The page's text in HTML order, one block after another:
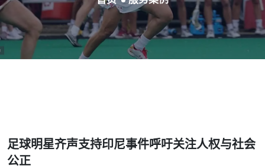
足球明星齐声支持印尼事件呼吁关注人权与社会
公正